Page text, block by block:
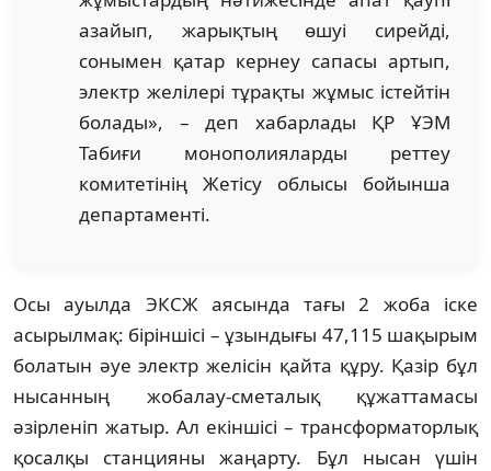
азайып, жарықтың өшуі сирейді,
сонымен қатар кернеу сапасы артып,
электр желілері тұрақты жұмыс істейтін
болады», – деп хабарлады ҚР ҰЭМ
Табиғи монополияларды реттеу
комитетінің Жетісу облысы бойынша
департаменті.
Осы ауылда ЭКСЖ аясында тағы 2 жоба іске
асырылмақ: біріншісі – ұзындығы 47,115 шақырым
болатын әуе электр желісін қайта құру. Қазір бұл
нысанның жобалау-сметалық құжаттамасы
әзірленіп жатыр. Ал екіншісі – трансформаторлық
қосалқы станцияны жаңарту. Бұл нысан үшін